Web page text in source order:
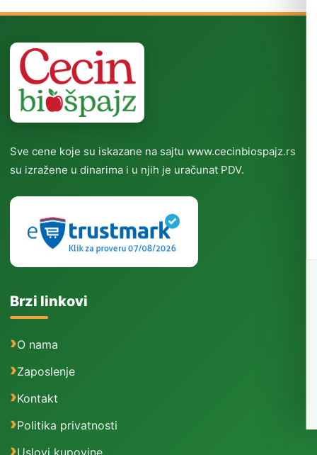
Sve cene koje su iskazane na sajtu www.cecinbiospajz.rs
su izražene u dinarima i u njih je uračunat PDV.
Brzi linkovi
O nama
Zaposlenje
Kontakt
Politika privatnosti